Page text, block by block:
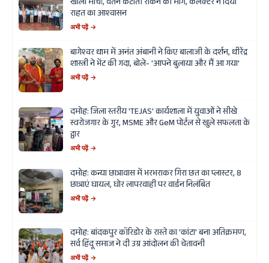
खोला मोर्चा, वेतन कटौती रोकने की मांग, कलेक्टर ने दिया
राहत का आश्वासन
अभी पढ़ें →
बागेश्वर धाम में अनंत अंबानी ने किए बालाजी के दर्शन, धीरेंद्र
शास्त्री ने भेंट की गदा, बोले- 'आपने बुलाया और मैं आ गया'
अभी पढ़ें →
दमोह: जिला स्तरीय 'TEJAS' कार्यशाला में युवाओं ने सीखे
स्वरोजगार के गुर, MSME और GeM पोर्टल से खुले सफलता के
द्वार
अभी पढ़ें →
दमोह: कन्या छात्रावास में भरभराकर गिरा छत का प्लास्टर, 8
छात्राएं घायल, घोर लापरवाही पर वार्डन निलंबित
अभी पढ़ें →
दमोह: बांदकपुर कॉरिडोर के रास्ते का 'कांटा' बना अतिक्रमण,
सर्व हिंदू समाज ने दी उग्र आंदोलन की चेतावनी
अभी पढ़ें →